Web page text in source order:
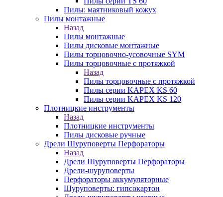
Пилы: маятниковый кожух
Пилы монтажные
Назад
Пилы монтажные
Пилы дисковые монтажные
Пилы торцовочно-усовочные SYM
Пилы торцовочные с протяжкой
Назад
Пилы торцовочные с протяжкой
Пилы серии KAPEX KS 60
Пилы серии KAPEX KS 120
Плотницкие инструменты
Назад
Плотницкие инструменты
Пилы дисковые ручные
Дрели Шуруповерты Перфораторы
Назад
Дрели Шуруповерты Перфораторы
Дрели-шуруповерты
Перфораторы аккумуляторные
Шуруповерты: гипсокартон